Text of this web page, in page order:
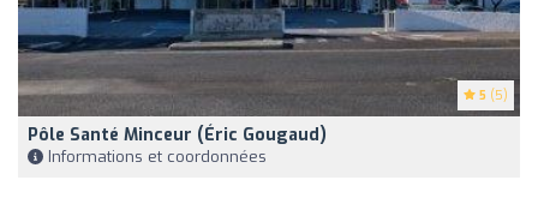
5 (5)
Pôle Santé Minceur (Éric Gougaud)
Informations et coordonnées